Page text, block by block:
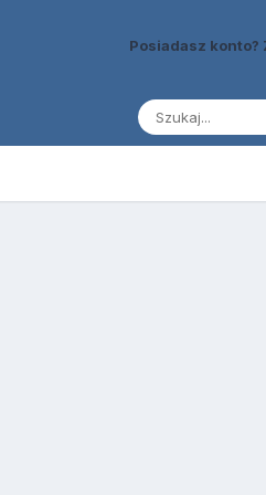
Posiadasz